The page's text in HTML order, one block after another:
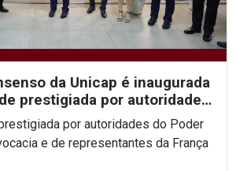
da Unicap é inaugurada
prestigiada por autoridades
por autoridades do Poder
e de representantes da França